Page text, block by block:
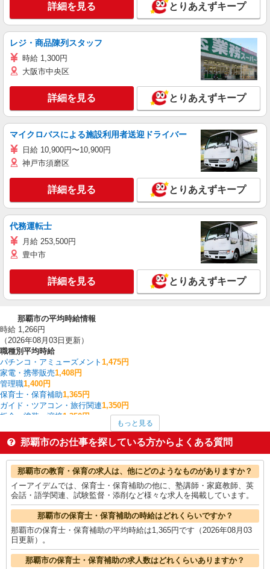
詳細を見る とりあえずキープ
レジ・商品陳列スタッフ
時給 1,300円
大阪市中央区
詳細を見る とりあえずキープ
マイクロバスによる施設利用者送迎ドライバー
日給 10,900円〜10,900円
神戸市須磨区
詳細を見る とりあえずキープ
代務運転士
月給 253,500円
豊中市
詳細を見る とりあえずキープ
那覇市の平均時給情報
時給 1,266円
（2026年08月03日更新）
職種別平均時給
パチンコ・アミューズメント 1,475円
家電・携帯販売1,408円
管理職1,400円
保育士・保育補助1,365円
ガイド・ツアコン・旅行関連1,350円
板金・塗装・溶接1,350円
経理・人事・労務・総務・法務1,300円
搬入・搬出・設営1,288円
受付・秘書1,284円
那覇市の他の職種の平均時給を見る
もっと見る
那覇市のお仕事を探している方からよくある質問
那覇市の教育・保育の求人は、他にどのようなものがありますか？
イーアイデムでは、保育士・保育補助の他に、塾講師・家庭教師、英
会話・語学関連、試験監督・添削など様々な求人を掲載しています。
那覇市の保育士・保育補助の時給はどれくらいですか？
那覇市の保育士・保育補助の平均時給は1,365円です（2026年08月03
日更新）。
那覇市の保育士・保育補助の求人数はどれくらいありますか？